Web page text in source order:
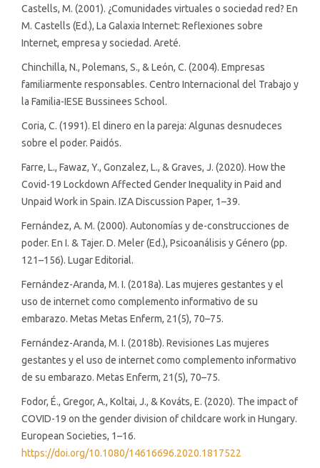
Castells, M. (2001). ¿Comunidades virtuales o sociedad red? En
M. Castells (Ed.), La Galaxia Internet: Reflexiones sobre
Internet, empresa y sociedad. Areté.
Chinchilla, N., Polemans, S., & León, C. (2004). Empresas
familiarmente responsables. Centro Internacional del Trabajo y
la Familia-IESE Bussinees School.
Coria, C. (1991). El dinero en la pareja: Algunas desnudeces
sobre el poder. Paidós.
Farre, L., Fawaz, Y., Gonzalez, L., & Graves, J. (2020). How the
Covid-19 Lockdown Affected Gender Inequality in Paid and
Unpaid Work in Spain. IZA Discussion Paper, 1–39.
Fernández, A. M. (2000). Autonomías y de-construcciones de
poder. En I. & Tajer. D. Meler (Ed.), Psicoanálisis y Género (pp.
121–156). Lugar Editorial.
Fernández-Aranda, M. I. (2018a). Las mujeres gestantes y el
uso de internet como complemento informativo de su
embarazo. Metas Metas Enferm, 21(5), 70–75.
Fernández-Aranda, M. I. (2018b). Revisiones Las mujeres
gestantes y el uso de internet como complemento informativo
de su embarazo. Metas Enferm, 21(5), 70–75.
Fodor, É., Gregor, A., Koltai, J., & Kováts, E. (2020). The impact of
COVID-19 on the gender division of childcare work in Hungary.
European Societies, 1–16.
https://doi.org/10.1080/14616696.2020.1817522